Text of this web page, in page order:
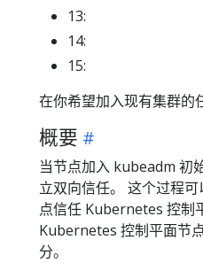
13:
14:
15:
在你希望加入现有集群的
概要
当节点加入 kubeadm 初
立双向信任。 这个过程
点信任 Kubernetes 控制
Kubernetes 控制平面节
分。